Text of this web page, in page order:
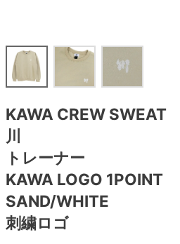
KAWA CREW SWEAT
川
トレーナー
KAWA LOGO 1POINT
SAND/WHITE
刺繍ロゴ
8.4inch
8.5inch
8.6inch
8.7inch
8.8inch
8.5inch
8.6inch
8.7inch
8.8inch
8.9inch
64mm
65mm
70mm
72mm
75mm
練習用アイテム（初心者におす
スケートケース・バッグ
メディア（雑誌・DVD・CD）
27.5cm
28cm
28.5cm
29cm
29.5cm
キャップ
ソックス
アンダーウエア
サイズの測り方